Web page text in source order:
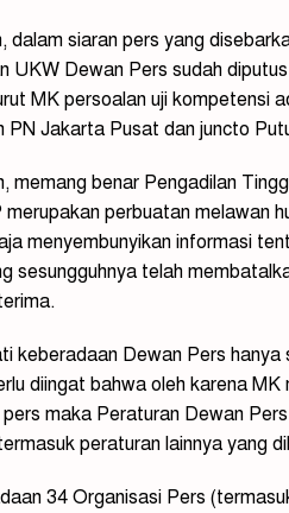
dalam siaran pers yang
UKW Dewan Pers sudah
MK persoalan uji kompetensi
PN Jakarta Pusat dan juncto
memang benar Pengadilan
perbuatan melawan
menyembunyikan informasi
sesungguhnya telah
keberadaan Dewan Pers
diingat bahwa oleh karena
maka Peraturan Dewan
peraturan lainnya yang
34 Organisasi Pers